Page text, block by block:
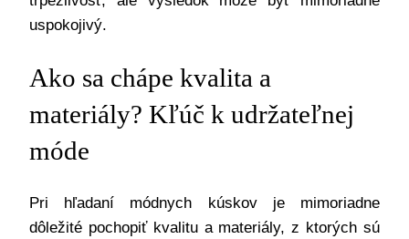
uspokojivý.
Ako sa chápe kvalita a
materiály? Kľúč k udržateľnej
móde
Pri hľadaní módnych kúskov je mimoriadne
dôležité pochopiť kvalitu a materiály, z ktorých sú